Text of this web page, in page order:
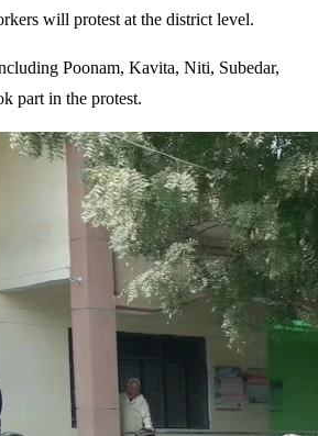
will protest at the district level.
Poonam, Kavita, Niti, Subedar,
part in the protest.